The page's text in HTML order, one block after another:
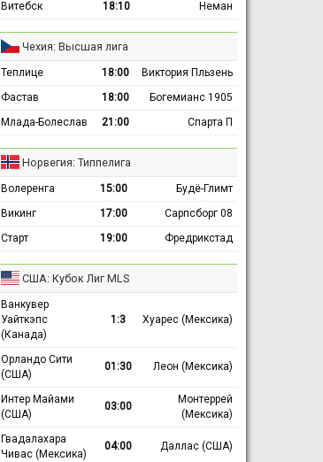
Витебск
18:10 Неман
Чехия: Высшая лига
Теплице 18:00
Виктория Пльзень
Фастав
18:00
Богемианс 1905
Млада-Болеслав
21:00 Спарта П
Норвегия: Типпелига
Волеренга 15:00
Будё-Глимт
Викинг
17:00
Сарпсборг 08
Старт
19:00 Фредрикстад
США: Кубок Лиг MLS
Ванкувер
Уайткэпс
(Канада)
1:3 Хуарес (Мексика)
Орландо Сити
(США)
01:30 Леон (Мексика)
Интер Майами
(США)
03:00
Монтеррей
(Мексика)
Гвадалахара
Чивас (Мексика)
04:00 Даллас (США)